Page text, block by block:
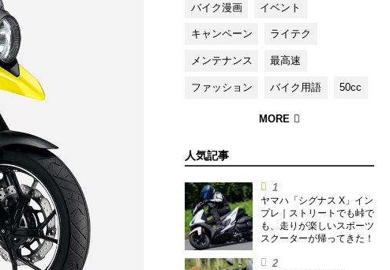
バイク漫画 イベント
キャンペーン ライテク
メンテナンス 最高速
ファッション バイク用語 50cc
人気記事
ヤマハ「シグナス X」イン
プレ｜ストリートでも峠で
も、走りが楽しいスポーツ
スクーターが帰ってきた！